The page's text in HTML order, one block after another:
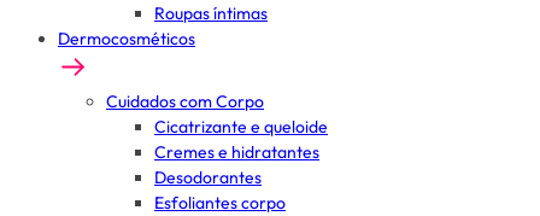
Roupas íntimas
Dermocosméticos
Cuidados com Corpo
Cicatrizante e queloide
Cremes e hidratantes
Desodorantes
Esfoliantes corpo